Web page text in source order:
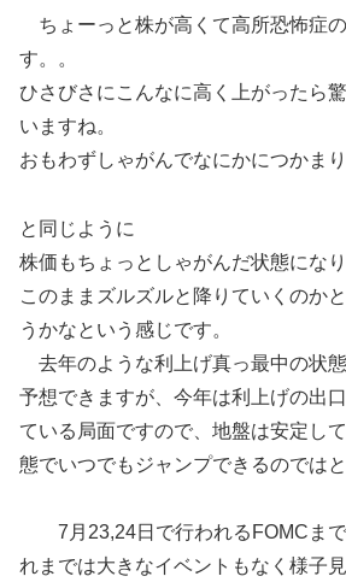
ちょーっと株が高くて高所恐怖症
す。。
ひさびさにこんなに高く上がったら
いますね。
おもわずしゃがんでなにかにつかま
と同じように
株価もちょっとしゃがんだ状態になり
このままズルズルと降りていくのか
うかなという感じです。
去年のような利上げ真っ最中の状
予想できますが、今年は利上げの出
ている局面ですので、地盤は安定し
態でいつでもジャンプできるのではと
7月23,24日で行われるFOMCまで
れまでは大きなイベントもなく様子